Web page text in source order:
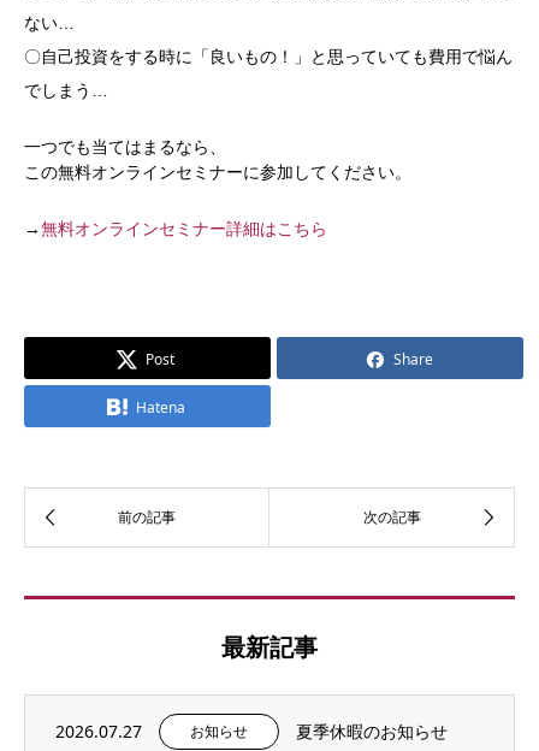
ない…
〇自己投資をする時に「良いもの！」と思っていても費用で悩ん
でしまう…
一つでも当てはまるなら、
この無料オンラインセミナーに参加してください。
→無料オンラインセミナー詳細はこちら
Post Share
Hatena
最新記事
2026.07.27 お知らせ 夏季休暇のお知らせ